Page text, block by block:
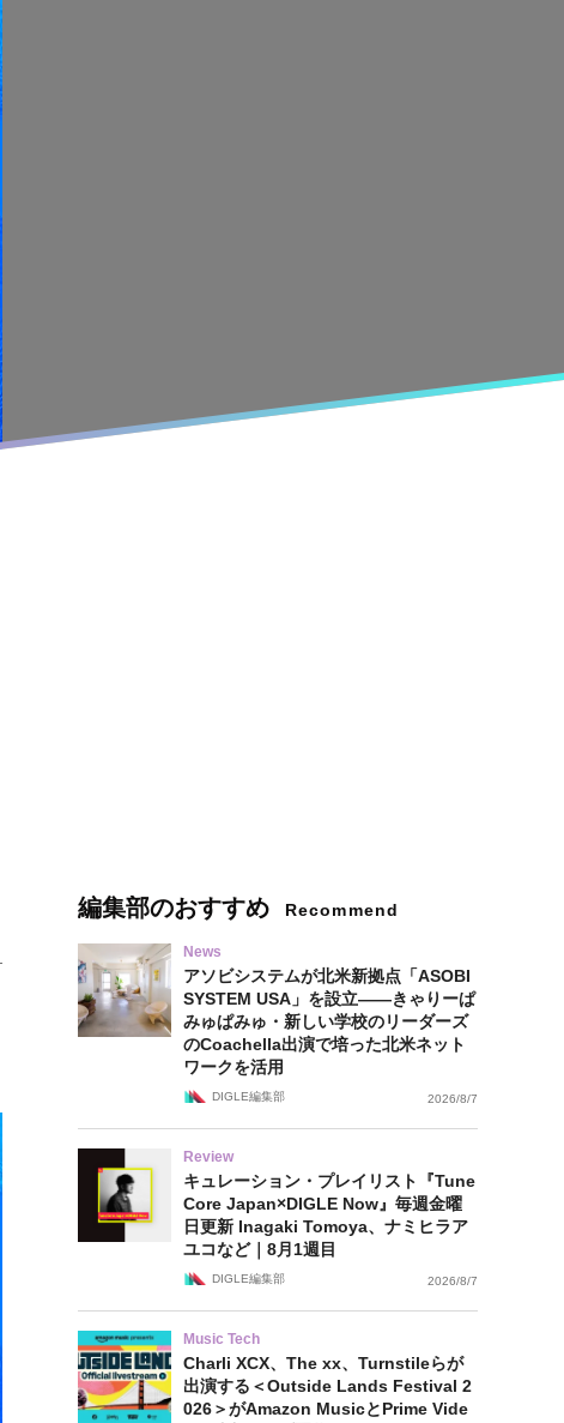
編集部のおすすめ Recommend
News
アソビシステムが北米新拠点「ASOBI
SYSTEM USA」を設立——きゃりーぱ
みゅぱみゅ・新しい学校のリーダーズ
のCoachella出演で培った北米ネット
ワークを活用
DIGLE編集部 2026/8/7
Review
キュレーション・プレイリスト『Tune
Core Japan×DIGLE Now』毎週金曜
日更新 Inagaki Tomoya、ナミヒラア
ユコなど｜8月1週目
DIGLE編集部 2026/8/7
Music Tech
Charli XCX、The xx、Turnstileらが
出演する＜Outside Lands Festival 2
026＞がAmazon MusicとPrime Vide